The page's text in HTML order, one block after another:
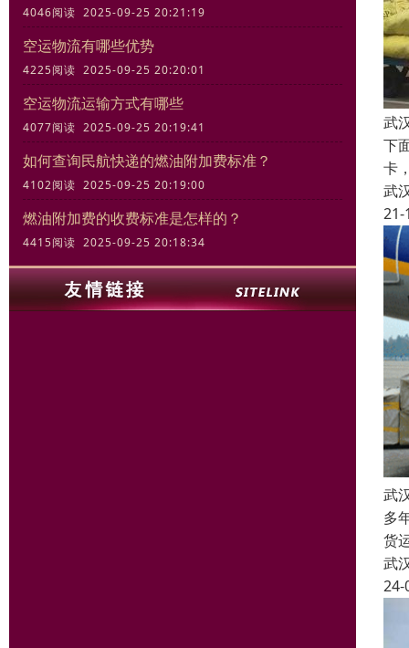
4046阅读 2025-09-25 20:21:19
空运物流有哪些优势
4225阅读 2025-09-25 20:20:01
空运物流运输方式有哪些
4077阅读 2025-09-25 20:19:41
如何查询民航快递的燃油附加费标准？
4102阅读 2025-09-25 20:19:00
燃油附加费的收费标准是怎样的？
4415阅读 2025-09-25 20:18:34
武
下
卡
武
21-
武
多
货
武
24-